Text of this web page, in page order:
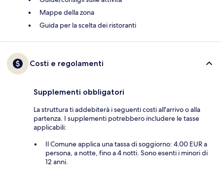
Mappe della zona
Guida per la scelta dei ristoranti
Costi e regolamenti
Supplementi obbligatori
La struttura ti addebiterà i seguenti costi all'arrivo o alla
partenza. I supplementi potrebbero includere le tasse
applicabili:
Il Comune applica una tassa di soggiorno: 4.00 EUR a
persona, a notte, fino a 4 notti. Sono esenti i minori di
12 anni.